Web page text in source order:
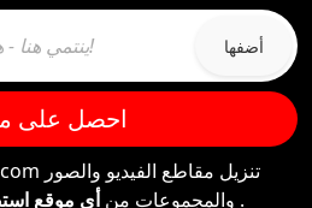
أضفها
احصل على
والمجموعات منأي موقع .